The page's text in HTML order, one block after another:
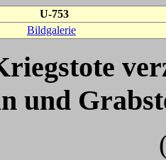
U-753
Bildgalerie
und